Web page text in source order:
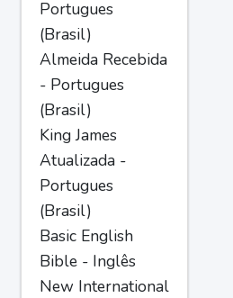
Portugues
(Brasil)
Almeida Recebida
- Portugues
(Brasil)
King James
Atualizada -
Portugues
(Brasil)
Basic English
Bible - Inglês
New International